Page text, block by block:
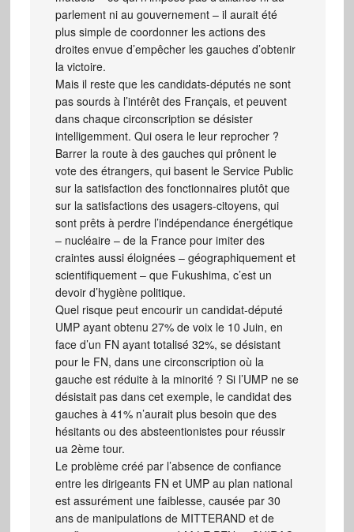
parlement ni au gouvernement – il aurait été
plus simple de coordonner les actions des
droites envue d’empêcher les gauches d’obtenir
la victoire.
Mais il reste que les candidats-députés ne sont
pas sourds à l’intérêt des Français, et peuvent
dans chaque circonscription se désister
intelligemment. Qui osera le leur reprocher ?
Barrer la route à des gauches qui prônent le
vote des étrangers, qui basent le Service Public
sur la satisfaction des fonctionnaires plutôt que
sur la satisfactions des usagers-citoyens, qui
sont prêts à perdre l’indépendance énergétique
– nucléaire – de la France pour imiter des
craintes aussi éloignées – géographiquement et
scientifiquement – que Fukushima, c’est un
devoir d’hygiène politique.
Quel risque peut encourir un candidat-député
UMP ayant obtenu 27% de voix le 10 Juin, en
face d’un FN ayant totalisé 32%, se désistant
pour le FN, dans une circonscription où la
gauche est réduite à la minorité ? Si l’UMP ne se
désistait pas dans cet exemple, le candidat des
gauches à 41% n’aurait plus besoin que des
hésitants ou des absteentionistes pour réussir
ua 2ème tour.
Le problème créé par l’absence de confiance
entre les dirigeants FN et UMP au plan national
est assurément une faiblesse, causée par 30
ans de manipulations de MITTERAND et de